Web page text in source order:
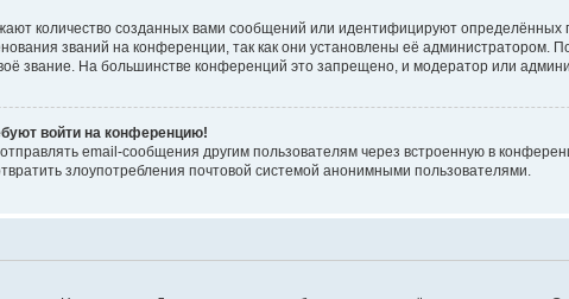
количество созданных вами сообщений или идентифицируют определённых
званий на конференции, так как они установлены её администратором.
звание. На большинстве конференций это запрещено, и модератор или
войти на конференцию!
email-сообщения другим пользователям через встроенную в
злоупотребления почтовой системой анонимными пользователями.